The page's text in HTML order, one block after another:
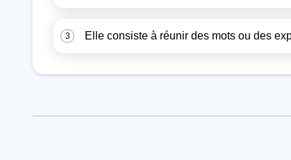
3 Elle consiste à réunir des mots ou des